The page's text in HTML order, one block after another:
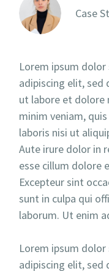
Case
Lorem ipsum
adipiscing elit,
ut labore et dolore
minim veniam,
laboris nisi ut
Aute irure dolor in
esse cillum dolore
Excepteur sint
sunt in culpa qui
laborum. Ut enim
Lorem ipsum
adipiscing elit,